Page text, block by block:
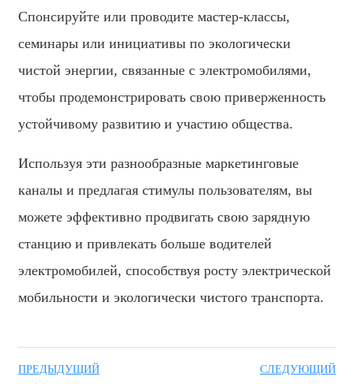
Спонсируйте или проводите мастер-классы,
семинары или инициативы по экологически
чистой энергии, связанные с электромобилями,
чтобы продемонстрировать свою приверженность
устойчивому развитию и участию общества.
Используя эти разнообразные маркетинговые
каналы и предлагая стимулы пользователям, вы
можете эффективно продвигать свою зарядную
станцию ​​и привлекать больше водителей
электромобилей, способствуя росту электрической
мобильности и экологически чистого транспорта.
ПРЕДЫДУЩИЙ СЛЕДУЮЩИЙ